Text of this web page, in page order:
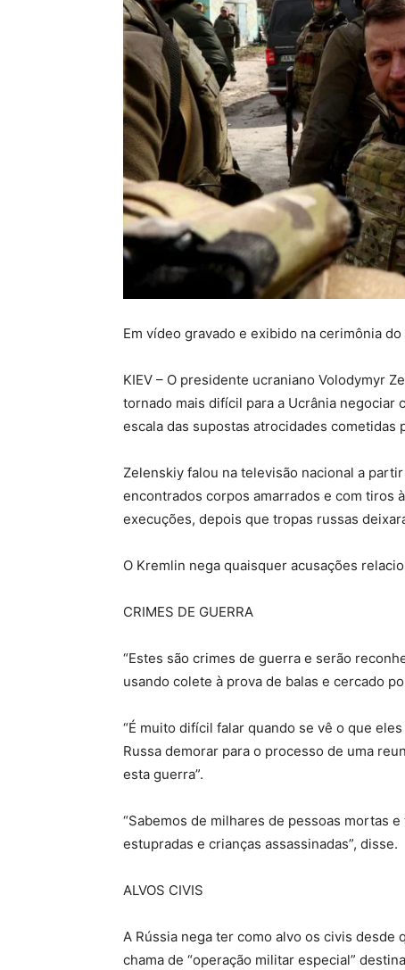
Em vídeo gravado e exibido na cerimônia
KIEV – O presidente ucraniano Volodymyr
tornado mais difícil para a Ucrânia negociar
escala das supostas atrocidades cometidas
Zelenskiy falou na televisão nacional a
encontrados corpos amarrados e com tiros
execuções, depois que tropas russas
O Kremlin nega quaisquer acusações
CRIMES DE GUERRA
“Estes são crimes de guerra e serão
usando colete à prova de balas e cercado
“É muito difícil falar quando se vê o que
Russa demorar para o processo de uma
esta guerra”.
“Sabemos de milhares de pessoas mortas
estupradas e crianças assassinadas”, disse.
ALVOS CIVIS
A Rússia nega ter como alvo os civis
chama de “operação militar especial”